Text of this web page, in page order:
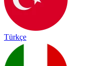
Türkçe